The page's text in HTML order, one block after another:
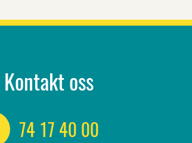
Kontakt oss
74 17 40 00